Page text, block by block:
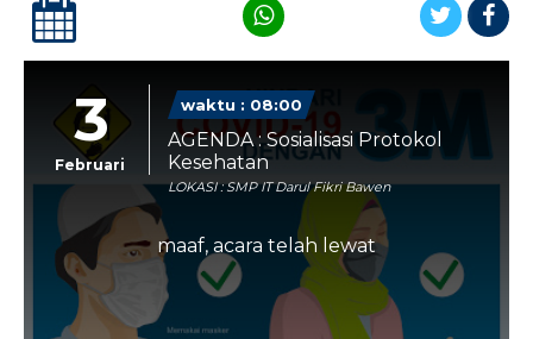
3
Februari
waktu : 08:00
AGENDA : Sosialisasi Protokol
Kesehatan
LOKASI : SMP IT Darul Fikri Bawen
maaf, acara telah lewat